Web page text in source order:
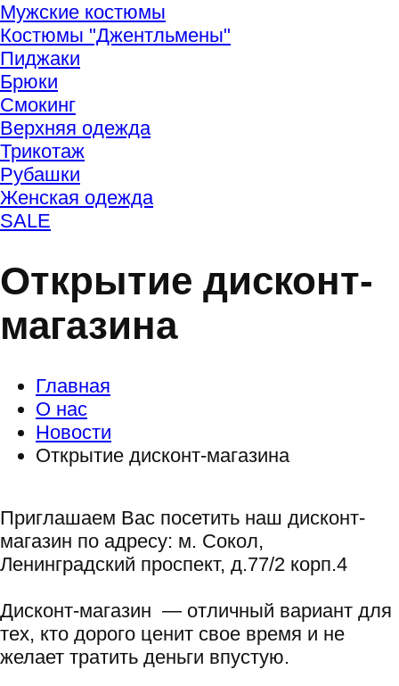
Мужские костюмы
Костюмы "Джентльмены"
Пиджаки
Брюки
Смокинг
Верхняя одежда
Трикотаж
Рубашки
Женская одежда
SALE
Открытие дисконт-
магазина
Главная
О нас
Новости
Открытие дисконт-магазина
Приглашаем Вас посетить наш дисконт-
магазин по адресу: м. Сокол,
Ленинградский проспект, д.77/2 корп.4
Дисконт-магазин — отличный вариант для
тех, кто дорого ценит свое время и не
желает тратить деньги впустую.